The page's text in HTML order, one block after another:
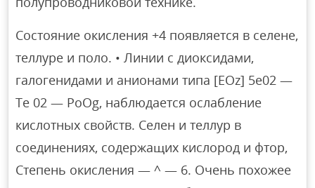
Состояние окисления +4 появляется в селене,
теллуре и поло. • Линии с диоксидами,
галогенидами и анионами типа [EOz] 5e02 —
Te 02 — PoOg, наблюдается ослабление
кислотных свойств. Селен и теллур в
соединениях, содержащих кислород и фтор,
Степень окисления — ^ — 6. Очень похожее